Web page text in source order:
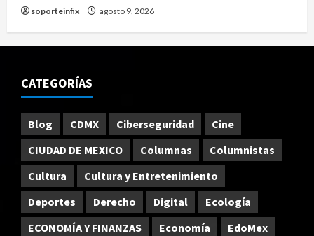
soporteinfix agosto 9, 2026
CATEGORÍAS
Blog CDMX Ciberseguridad
Cine
CIUDAD DE MEXICO
Columnas
Columnistas
Cultura
Cultura y Entretenimiento
Deportes
Derecho Digital
Ecología
ECONOMÍA Y FINANZAS
Economía
EdoMex